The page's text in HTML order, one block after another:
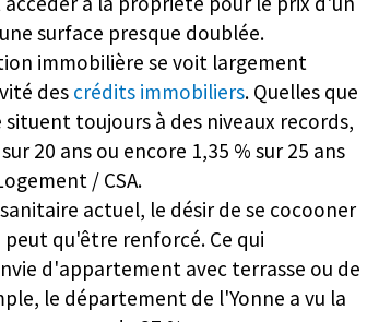
à la propriété pour le prix d'un
surface presque doublée.
immobilière se voit largement
des crédits immobiliers. Quelles que
toujours à des niveaux records,
20 ans ou encore 1,35 % sur 25 ans
/ CSA.
actuel, le désir de se cocooner
qu'être renforcé. Ce qui
d'appartement avec terrasse ou de
le département de l'Yonne a vu la